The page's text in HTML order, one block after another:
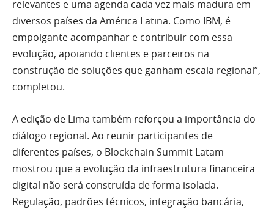
relevantes e uma agenda cada vez mais madura em
diversos países da América Latina. Como IBM, é
empolgante acompanhar e contribuir com essa
evolução, apoiando clientes e parceiros na
construção de soluções que ganham escala regional”,
completou.
A edição de Lima também reforçou a importância do
diálogo regional. Ao reunir participantes de
diferentes países, o Blockchain Summit Latam
mostrou que a evolução da infraestrutura financeira
digital não será construída de forma isolada.
Regulação, padrões técnicos, integração bancária,